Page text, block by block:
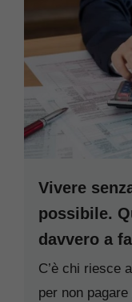
Vivere
possibile.
davvero a
C’è chi riesce
per non